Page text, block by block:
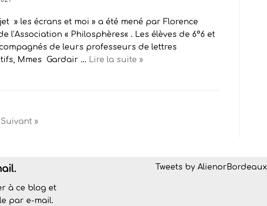
» les écrans et moi » a été mené par Florence
l’Association « Philosphères« . Les élèves de 6°6 et
de leurs professeurs de lettres
Mmes Gardair … Lire la suite »
Suivant »
à ce blog et
par e-mail.
Tweets by AlienorBordeaux